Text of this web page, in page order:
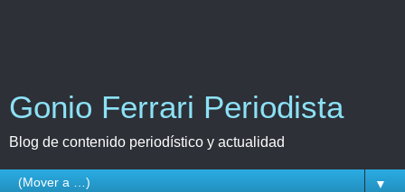
Gonio Ferrari Periodista
Blog de contenido periodístico y actualidad
▼